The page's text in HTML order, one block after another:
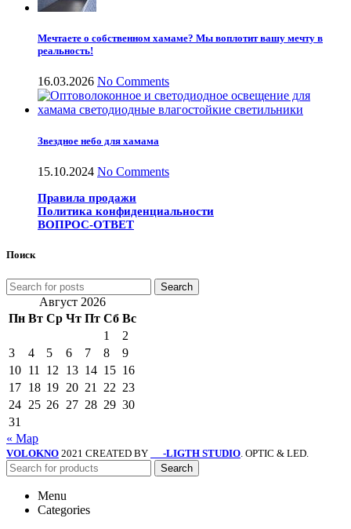
Мечтаете о собственном хамаме? Мы воплотит вашу мечту в
реальность!
16.03.2026 No Comments
Звездное небо для хамама
15.10.2024 No Comments
Правила продажи
Политика конфиденциальности
ВОПРОС-ОТВЕТ
Поиск
Search
Август 2026
Пн Вт Ср Чт Пт Сб Вс
1
2
3
4 5 6 7 8
9
10 11 12 13 14 15 16
17 18 19 20 21 22 23
24 25 26 27 28 29 30
31
« Мар
VOLOKNO 2021 CREATED BY -LIGTH STUDIO. OPTIC & LED.
Search
Menu
Categories